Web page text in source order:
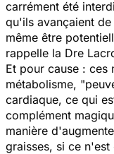
carrément été
qu'ils avançaient
même être
rappelle la Dre
Et pour cause : ces
métabolisme,
cardiaque, ce qui
complément
manière
graisses, si ce